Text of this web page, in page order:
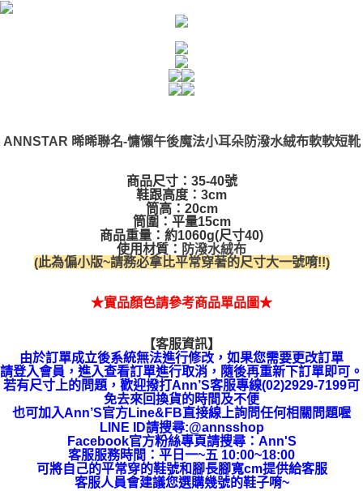
ANNSTAR 晞晞聯名-慵懶午後魔法小耳朵防潑水絨布軟軟短靴
商品尺寸：35-40號
鞋跟高度：3cm
筒高：20cm
筒圍：平量15cm
商品重量：約1060g(尺寸40)
使用材質： 防潑水絨布
(此為偏小版~請務必拿比平常穿著的尺寸大一號唷!!)
★實品顏色請參考商品單品圖★
【客服資訊】
由於訂單成立後系統無法進行修改，如果您需要更改訂單
請登入會員，進入查看訂單進行取消，隨後再重新下訂單即可。
若有尺寸上的問題，歡迎撥打Ann’S客服專線(02)2929-7199可
免去來回換貨的時間及不便
也可加入Ann’S官方Line&FB直接線上詢問任何相關問題喔
LINE ID請搜尋:@annsshop
Facebook官方粉絲專頁請搜尋：Ann'S
客服服務時間：平日一~五 10:00~18:00
可將自己的平常穿的鞋號和腳長腳寬cm提供給客服
客服人員會建議您選購幾號的鞋子唷~